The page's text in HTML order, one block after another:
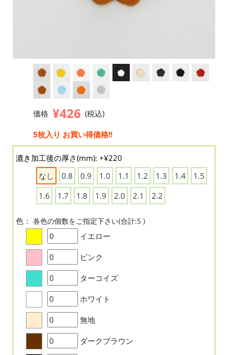
価格 ¥426 (税込)
5枚入り お買い得価格!!
漉き加工後の厚さ(mm): +¥220
なし
0.8 0.9 1.0 1.1 1.2 1.3 1.4
1.5
1.6
1.7 1.8 1.9 2.0 2.1 2.2
色： 各色の個数をご指定下さい(合計:5 )
イエロー
ピンク
ターコイズ
ホワイト
無地
ダークブラウン